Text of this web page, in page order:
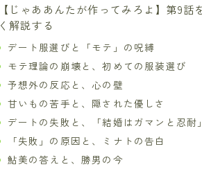
【じゃああんたが作ってみろよ】第9
く解説する
デート服選びと「モテ」の呪縛
モテ理論の崩壊と、初めての服装選び
予想外の反応と、心の壁
甘いもの苦手と、隠された優しさ
デートの失敗と、「結婚はガマンと忍耐」
「失敗」の原因と、ミナトの告白
鮎美の答えと、勝男の今